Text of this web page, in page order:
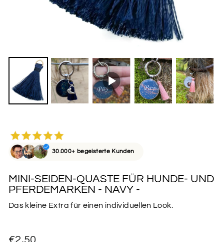
30.000+ begeisterte Kunden
MINI-SEIDEN-QUASTE FÜR HUNDE- UND
PFERDEMARKEN - NAVY -
Das kleine Extra für einen individuellen Look.
Normaler